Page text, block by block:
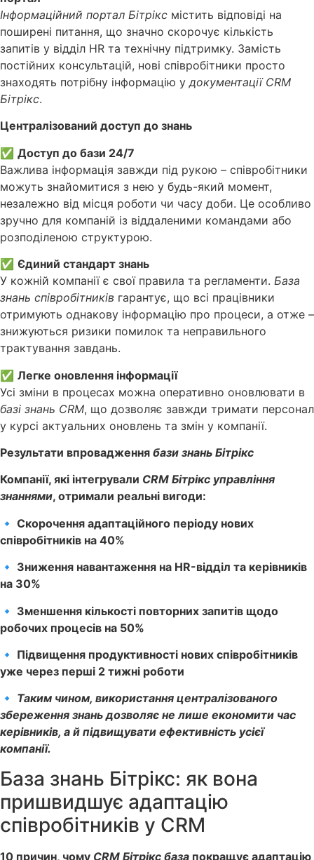
Інформаційний портал Бітрікс містить відповіді на
поширені питання, що значно скорочує кількість
запитів у відділ HR та технічну підтримку. Замість
постійних консультацій, нові співробітники просто
знаходять потрібну інформацію удокументації CRM
Бітрікс.
Централізований доступ до знань
✅ Доступ до бази 24/7
Важлива інформація завжди під рукою – співробітники
можуть знайомитися з нею у будь-який момент,
незалежно від місця роботи чи часу доби. Це особливо
зручно для компаній із віддаленими командами або
розподіленою структурою.
✅ Єдиний стандарт знань
У кожній компанії є свої правила та регламенти. База
знань співробітників гарантує, що всі працівники
отримують однакову інформацію про процеси, а отже –
знижуються ризики помилок та неправильного
трактування завдань.
✅ Легке оновлення інформації
Усі зміни в процесах можна оперативно оновлювати в
базі знань CRM, що дозволяє завжди тримати персонал
у курсі актуальних оновлень та змін у компанії.
Результати впровадження бази знань Бітрікс
Компанії, які інтегрували CRM Бітрікс управління
знаннями, отримали реальні вигоди:
🔹 Скорочення адаптаційного періоду нових
співробітників на 40%
🔹 Зниження навантаження на HR-відділ та керівників
на 30%
🔹 Зменшення кількості повторних запитів щодо
робочих процесів на 50%
🔹 Підвищення продуктивності нових співробітників
уже через перші 2 тижні роботи
🔹 Таким чином, використання централізованого
збереження знань дозволяє не лише економити час
керівників, а й підвищувати ефективність усієї
компанії.
База знань Бітрікс: як вона
пришвидшує адаптацію
співробітників у CRM
10 причин, чому CRM Бітрікс база покращує адаптацію